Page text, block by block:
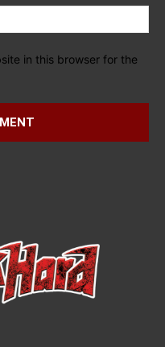
in this browser for the